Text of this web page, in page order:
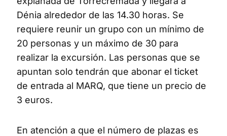
Dénia alrededor de las 14.30 horas. Se
requiere reunir un grupo con un mínimo de
20 personas y un máximo de 30 para
realizar la excursión. Las personas que se
apuntan solo tendrán que abonar el ticket
de entrada al MARQ, que tiene un precio de
3 euros.
En atención a que el número de plazas es